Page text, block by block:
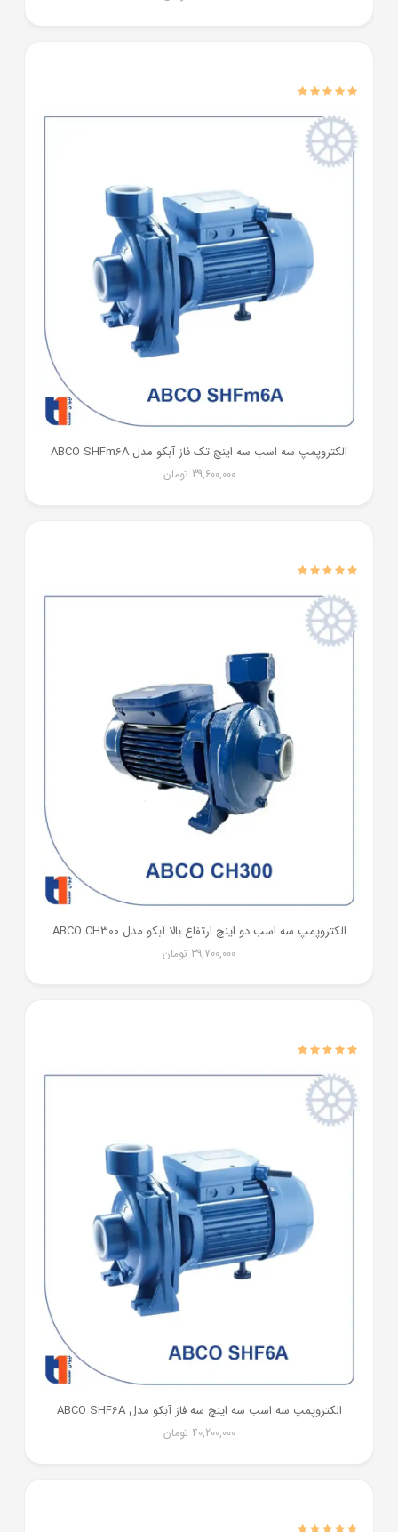
الکتروپمپ سه اسب سه اینچ تک فاز آبکو مدل ABCO SHFm6A
39,600,000 تومان
الکتروپمپ سه اسب دو اینچ ارتفاع بالا آبکو مدل ABCO CH300
39,700,000 تومان
الکتروپمپ سه اسب سه اینچ سه فاز آبکو مدل ABCO SHF6A
40,200,000 تومان